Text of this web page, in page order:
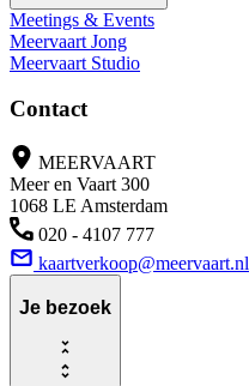
Meetings & Events
Meervaart Jong
Meervaart Studio
Contact
MEERVAART
Meer en Vaart 300
1068 LE Amsterdam
020 - 4107 777
kaartverkoop@meervaart.nl
Je bezoek